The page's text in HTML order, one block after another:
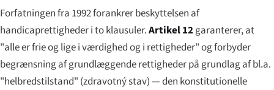
Forfatningen fra 1992 forankrer beskyttelsen af
handicaprettigheder i to klausuler.Artikel 12garanterer, at
"alle er frie og lige i værdighed og i rettigheder" og forbyder
begrænsning af grundlæggende rettigheder på grundlag af bl.a.
"helbredstilstand" (zdravotný stav) — den konstitutionelle